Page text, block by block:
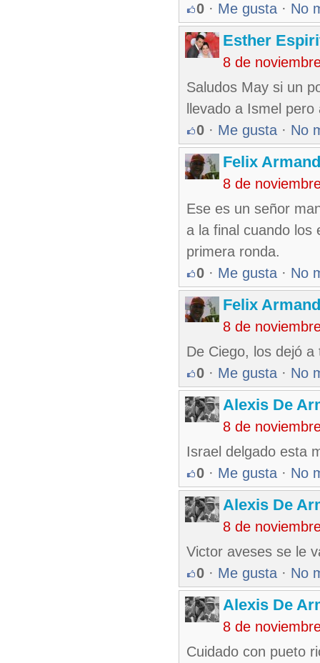
0 · Me gusta · No
Esther
8 de
Saludos May si un
llevado a Ismel
0 · Me gusta · No
Felix
8 de
Ese es un señor
a la final cuando los
primera ronda.
0 · Me gusta · No
Felix
8 de
De Ciego, los dejó
0 · Me gusta · No
Alexis De
8 de
Israel delgado esta
0 · Me gusta · No
Alexis De
8 de
Victor aveses se le
0 · Me gusta · No
Alexis De
8 de
Cuidado con pueto